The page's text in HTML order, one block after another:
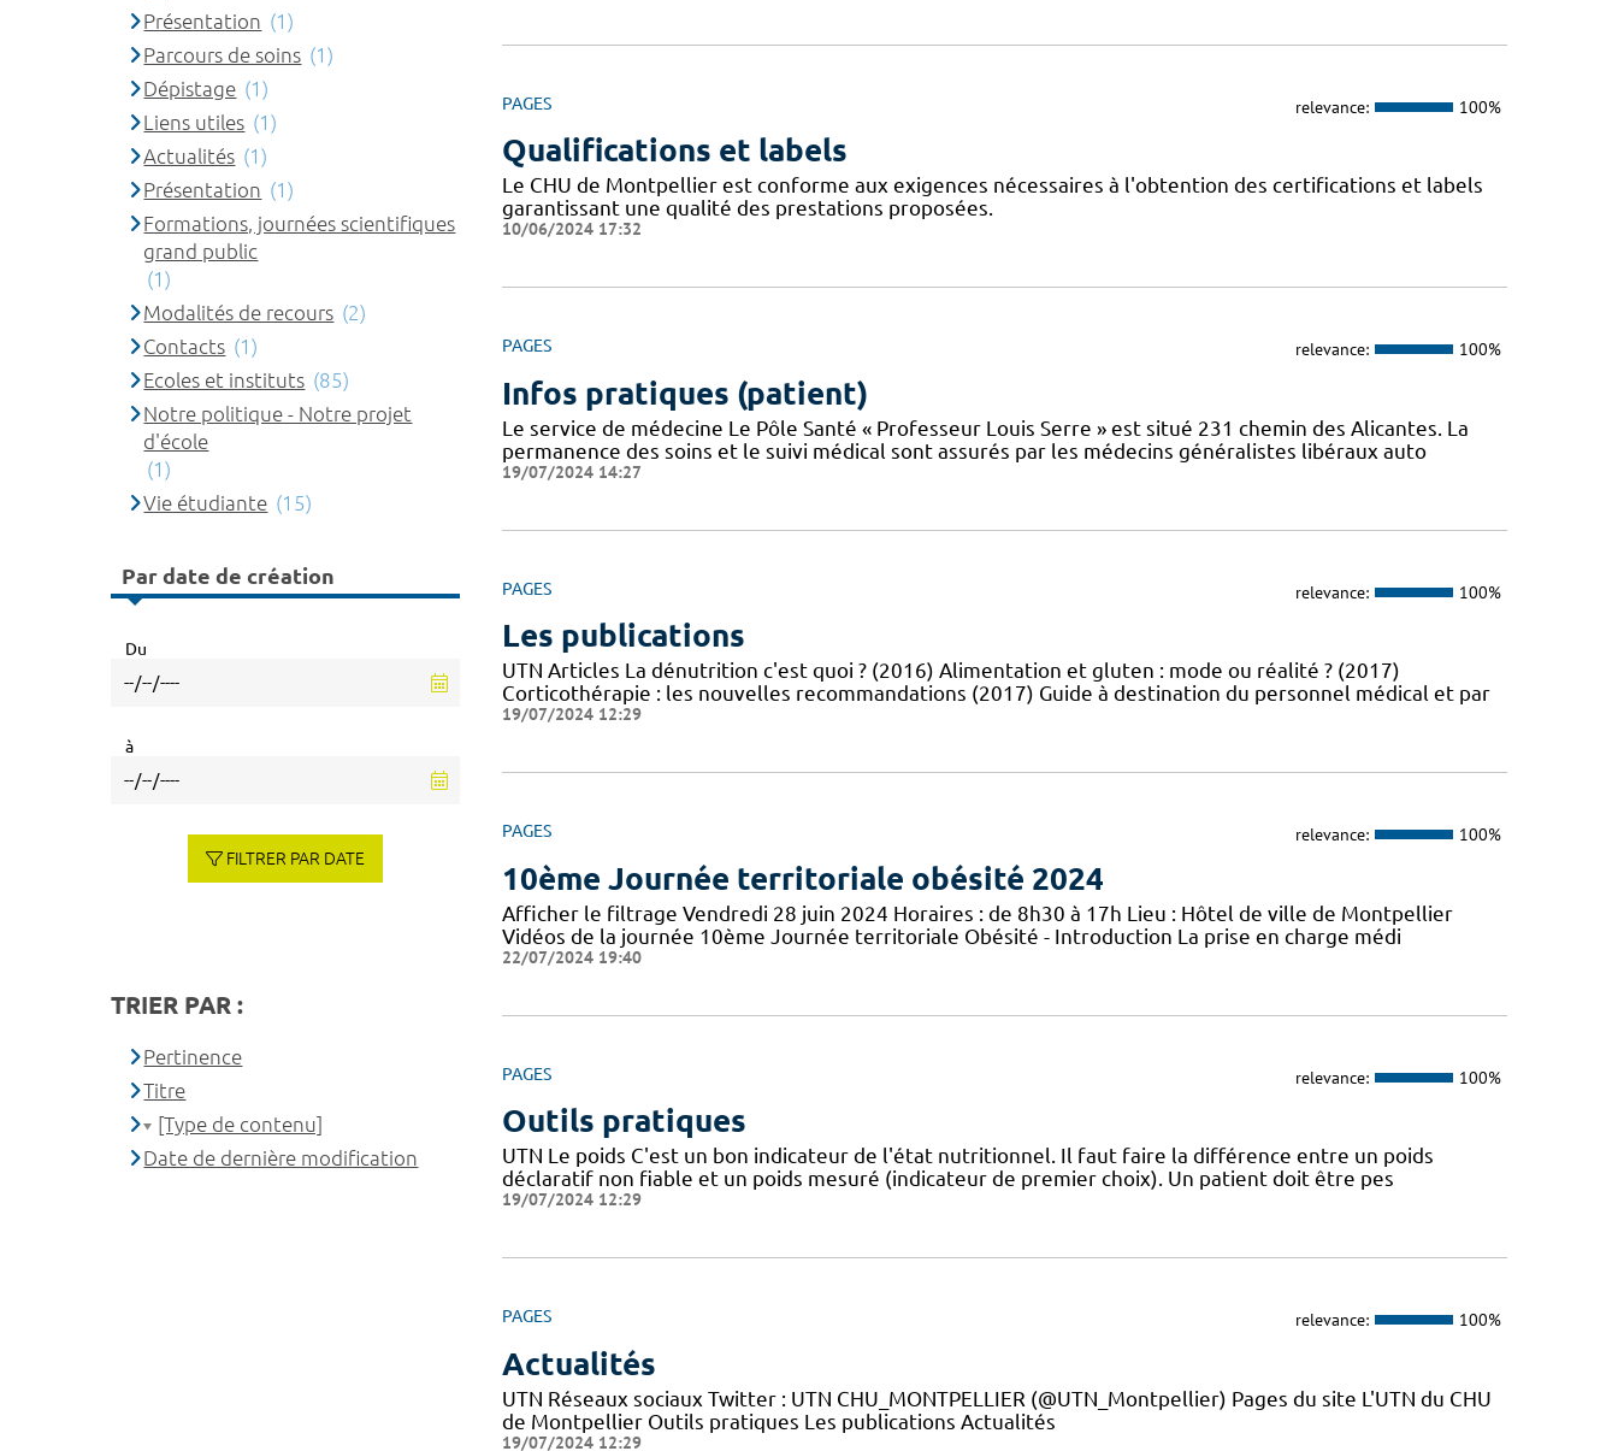
PAGES relevance: 100%
Qualifications et labels
Le CHU de Montpellier est conforme aux exigences nécessaires à l'obtention des certifications et labels
garantissant une qualité des prestations proposées.
10/06/2024 17:32
PAGES relevance: 100%
Infos pratiques (patient)
Le service de médecine Le Pôle Santé « Professeur Louis Serre » est situé 231 chemin des Alicantes. La
permanence des soins et le suivi médical sont assurés par les médecins généralistes libéraux auto
19/07/2024 14:27
PAGES relevance: 100%
Les publications
UTN Articles La dénutrition c'est quoi ? (2016) Alimentation et gluten : mode ou réalité ? (2017)
Corticothérapie : les nouvelles recommandations (2017) Guide à destination du personnel médical et par
19/07/2024 12:29
PAGES relevance: 100%
10ème Journée territoriale obésité 2024
Afficher le filtrage Vendredi 28 juin 2024 Horaires : de 8h30 à 17h Lieu : Hôtel de ville de Montpellier
Vidéos de la journée 10ème Journée territoriale Obésité - Introduction La prise en charge médi
22/07/2024 19:40
PAGES relevance: 100%
Outils pratiques
UTN Le poids C'est un bon indicateur de l'état nutritionnel. Il faut faire la différence entre un poids
déclaratif non fiable et un poids mesuré (indicateur de premier choix). Un patient doit être pes
19/07/2024 12:29
PAGES relevance: 100%
Actualités
UTN Réseaux sociaux Twitter : UTN CHU_MONTPELLIER (@UTN_Montpellier) Pages du site L'UTN du CHU
de Montpellier Outils pratiques Les publications Actualités
19/07/2024 12:29
Présentation (1)
Parcours de soins (1)
Dépistage (1)
Liens utiles (1)
Actualités (1)
Présentation (1)
Formations, journées scientifiques
grand public
(1)
Modalités de recours (2)
Contacts (1)
Ecoles et instituts (85)
Notre politique - Notre projet
d'école
(1)
Vie étudiante (15)
Par date de création
Du
à
FILTRER PAR DATE
TRIER PAR :
Pertinence
Titre
[Type de contenu]
Date de dernière modification